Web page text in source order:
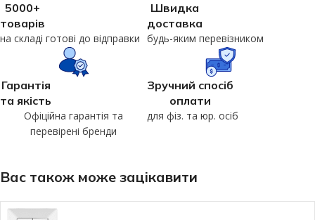
5000+
товарів
на складі готові до відправки
Швидка
доставка
будь-яким перевізником
Гарантія
та якість
Офіційна гарантія та
перевірені бренди
Зручний спосіб
оплати
для фіз. та юр. осіб
Вас також може зацікавити